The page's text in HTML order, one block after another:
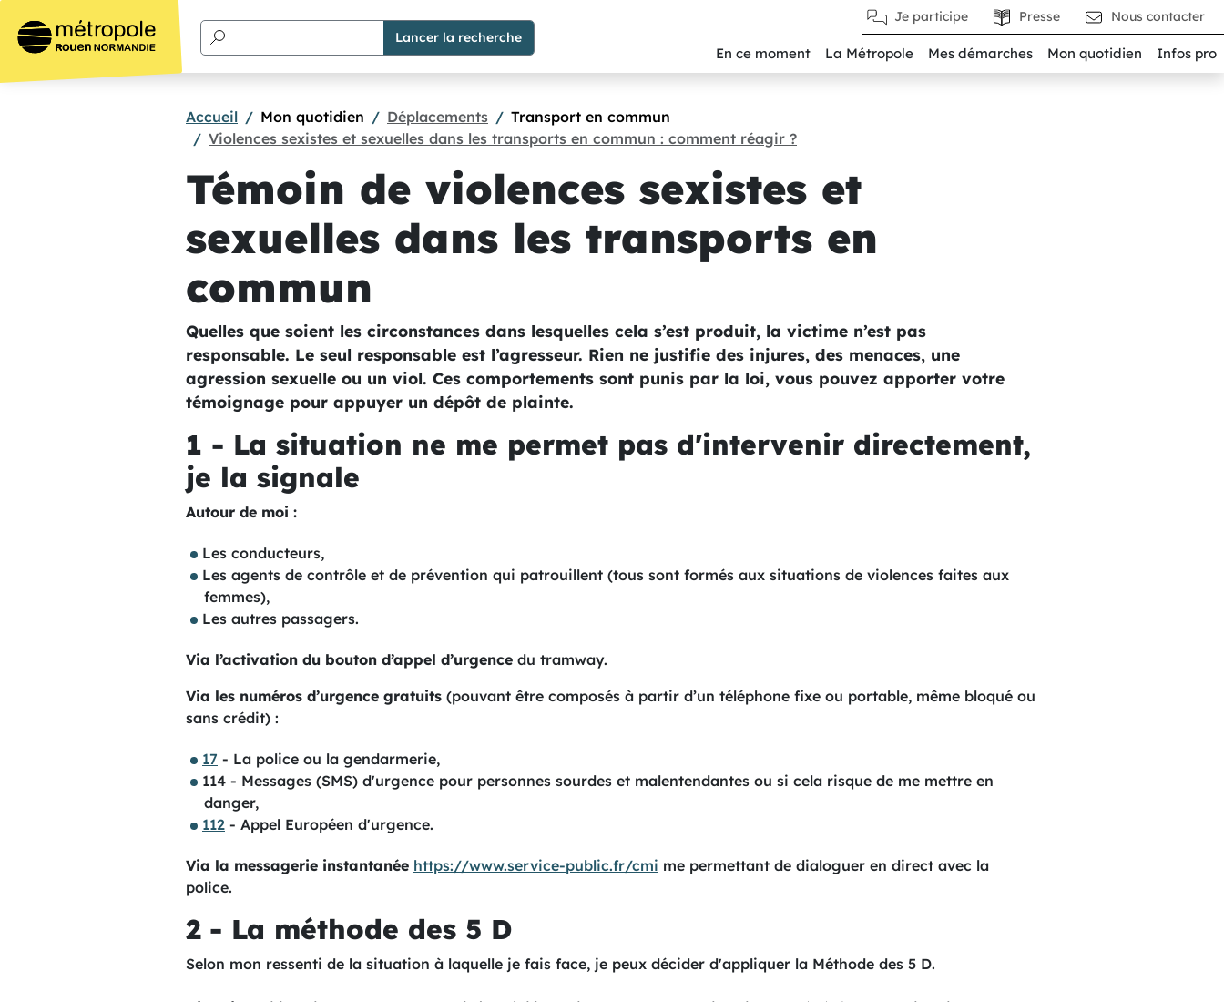
Aller au contenu principal Je participe Presse Nous contacter
En ce moment La Métropole Mes démarches Mon quotidien Infos pro
Accueil Mon quotidien Déplacements
Transport en commun
Violences sexistes et sexuelles dans les transports en commun : comment réagir ?
Témoin de violences sexistes et
sexuelles dans les transports en
commun
Quelles que soient les circonstances dans lesquelles cela s’est produit, la victime n’est pas
responsable. Le seul responsable est l’agresseur. Rien ne justifie des injures, des menaces, une
agression sexuelle ou un viol. Ces comportements sont punis par la loi, vous pouvez apporter votre
témoignage pour appuyer un dépôt de plainte.
1 - La situation ne me permet pas d'intervenir directement,
je la signale
Autour de moi :
Les conducteurs,
Les agents de contrôle et de prévention qui patrouillent (tous sont formés aux situations de violences faites aux
femmes),
Les autres passagers.
Via l’activation du bouton d’appel d’urgence du tramway.
Via les numéros d’urgence gratuits (pouvant être composés à partir d’un téléphone fixe ou portable, même bloqué ou
sans crédit) :
17 - La police ou la gendarmerie,
114 - Messages (SMS) d'urgence pour personnes sourdes et malentendantes ou si cela risque de me mettre en
danger,
112 - Appel Européen d'urgence.
Via la messagerie instantanée https://www.service-public.fr/cmi me permettant de dialoguer en direct avec la
police.
2 - La méthode des 5 D
Selon mon ressenti de la situation à laquelle je fais face, je peux décider d'appliquer la Méthode des 5 D.